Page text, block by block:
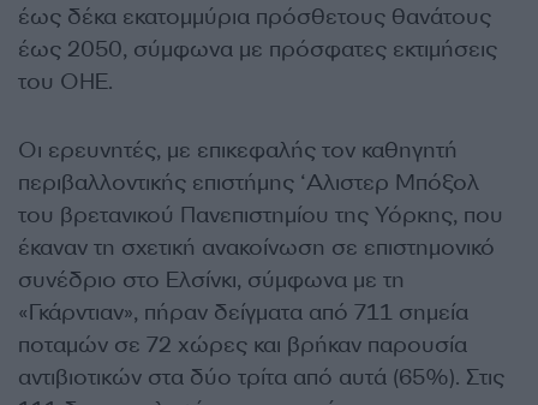
έως δέκα εκατομμύρια πρόσθετους θανάτους
έως 2050, σύμφωνα με πρόσφατες εκτιμήσεις
του ΟΗΕ.
Οι ερευνητές, με επικεφαλής τον καθηγητή
περιβαλλοντικής επιστήμης ‘Αλιστερ Μπόξολ
του βρετανικού Πανεπιστημίου της Υόρκης, που
έκαναν τη σχετική ανακοίνωση σε επιστημονικό
συνέδριο στο Ελσίνκι, σύμφωνα με τη
«Γκάρντιαν», πήραν δείγματα από 711 σημεία
ποταμών σε 72 χώρες και βρήκαν παρουσία
αντιβιοτικών στα δύο τρίτα από αυτά (65%). Στις